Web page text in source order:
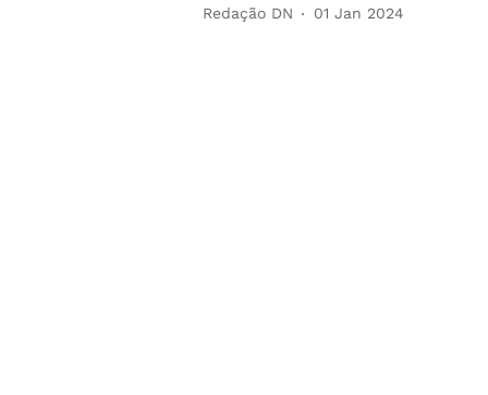
Redação DN 01 Jan 2024